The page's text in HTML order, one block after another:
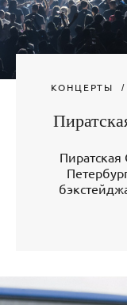
КОНЦЕРТЫ
Пиратская